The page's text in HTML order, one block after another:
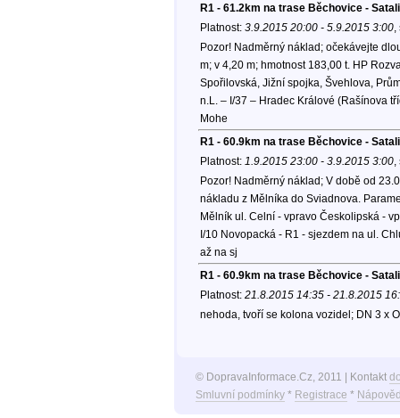
R1 - 61.2km na trase Běchovice -
Platnost: 3.9.2015 20:00 - 5.9.2015 3:00,
Pozor! Nadměrný náklad; očekávejte
m; v 4,20 m; hmotnost 183,00 t. HP
Spořilovská, Jižní spojka, Švehlova,
n.L. – I/37 – Hradec Králové (Rašínova
Mohe
R1 - 60.9km na trase Běchovice -
Platnost: 1.9.2015 23:00 - 3.9.2015 3:00,
Pozor! Nadměrný náklad; V době od
nákladu z Mělníka do Sviadnova.
Mělník ul. Celní - vpravo Českolipská -
I/10 Novopacká - R1 - sjezdem na ul.
až na sj
R1 - 60.9km na trase Běchovice -
Platnost: 21.8.2015 14:35 - 21.8.2015
nehoda, tvoří se kolona vozidel; DN 3 x
© DopravaInformace.Cz, 2011 | Kontakt
Smluvní podmínky* Registrace *